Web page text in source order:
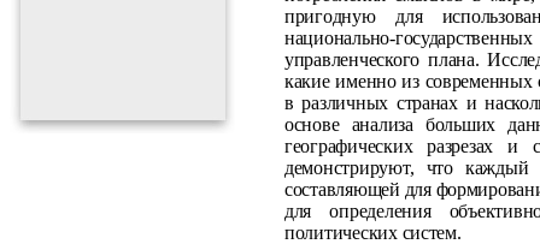
пригодную для
национально-
управленческого плана.
какие именно из
в различных странах и
основе анализа больших
географических разрезах
демонстрируют, что каждый
составляющей для
для определения
политических систем.